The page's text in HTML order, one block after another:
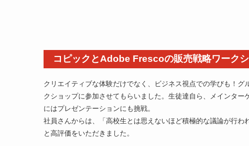
コピックとAdobe Frescoの販売戦略ワーク
クリエイティブな体験だけでなく、ビジネス視点での学びも！
クショップに参加させてもらいました。生徒達自ら、メインタ
にはプレゼンテーションにも挑戦。
社員さんからは、「高校生とは思えないほど積極的な議論が行
と高評価をいただきました。